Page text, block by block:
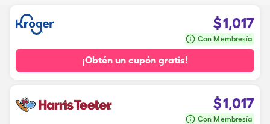
$1,017
Con Membresía
¡Obtén un cupón gratis!
$1,017
Con Membresía